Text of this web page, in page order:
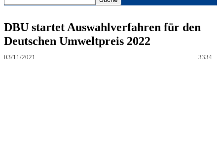
DBU startet Auswahlverfahren für den
Deutschen Umweltpreis 2022
03/11/2021 3334